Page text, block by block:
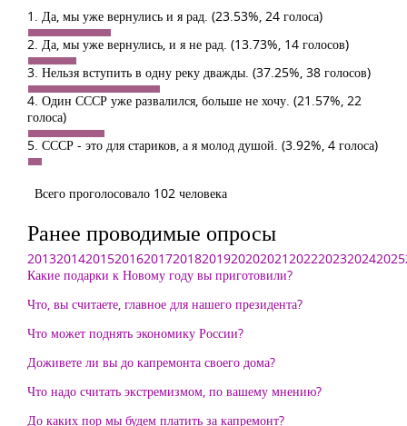
1. Да, мы уже вернулись и я рад. (23.53%, 24 голоса)
2. Да, мы уже вернулись, и я не рад. (13.73%, 14 голосов)
3. Нельзя вступить в одну реку дважды. (37.25%, 38 голосов)
4. Один СССР уже развалился, больше не хочу. (21.57%, 22
голоса)
5. СССР - это для стариков, а я молод душой. (3.92%, 4 голоса)
Всего проголосовало 102 человека
Ранее проводимые опросы
2013201420152016201720182019202020212022202320242025
Какие подарки к Новому году вы приготовили?
Что, вы считаете, главное для нашего президента?
Что может поднять экономику России?
Доживете ли вы до капремонта своего дома?
Что надо считать экстремизмом, по вашему мнению?
До каких пор мы будем платить за капремонт?